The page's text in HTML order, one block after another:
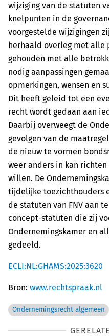
wijziging van de statuten
knelpunten in de
voorgestelde wijzigingen
herhaald overleg met alle
gehouden met alle
nodig aanpassingen
opmerkingen, wensen en
Dit heeft geleid tot een
recht wordt gedaan aan
Daarbij overweegt de
gevolgen van de
de nieuw te vormen
weer anders in kan
willen. De
tijdelijke toezichthouders
de statuten van FNV aan
concept-statuten die zij
Ondernemingskamer en
gedeeld.
ECLI:NL:GHAMS:2025:3620
Bron: www.rechtspraak.nl
Ondernemingsrecht algemeen